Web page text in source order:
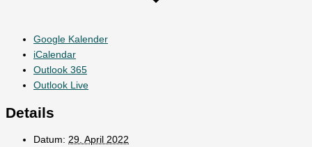
Google Kalender
iCalendar
Outlook 365
Outlook Live
Details
Datum: 29. April 2022